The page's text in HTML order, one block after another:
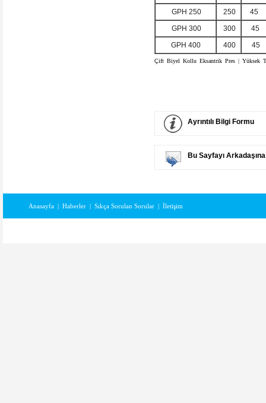
GPH 250
250
45
GPH 300
300
45
GPH 400
400 45
Çift Biyel Kollu Eksantrik Pres | Yüksek
Ayrıntılı Bilgi Formu
Bu Sayfayı
Anasayfa | Haberler | Sıkça Sorulan Sorular | İletişim